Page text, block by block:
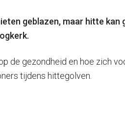
geblazen, maar hitte
gezondheid en hoe zich
tijdens hittegolven.